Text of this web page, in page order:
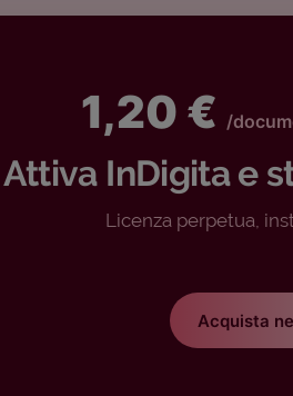
1,20 € /
Attiva InDigita e
Licenza perpetua,
Acquista